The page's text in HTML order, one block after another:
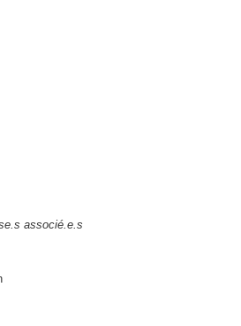
associé.e.s